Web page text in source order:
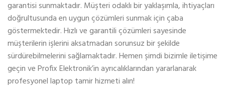
garantisi sunmaktadır. Müşteri odaklı bir yaklaşımla, ihtiyaçları
doğrultusunda en uygun çözümleri sunmak için çaba
göstermektedir. Hızlı ve garantili çözümleri sayesinde
müşterilerin işlerini aksatmadan sorunsuz bir şekilde
sürdürebilmelerini sağlamaktadır. Hemen şimdi bizimle iletişime
geçin ve Profix Elektronik’in ayrıcalıklarından yararlanarak
profesyonel laptop tamir hizmeti alın!